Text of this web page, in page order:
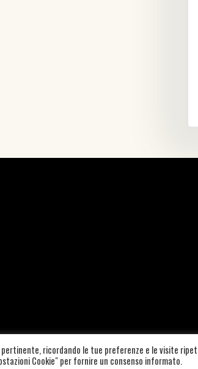
|COOKIE POLICY– PRIVACY
ricordando le tue preferenze e le visite
Cookie" per fornire un consenso informato.